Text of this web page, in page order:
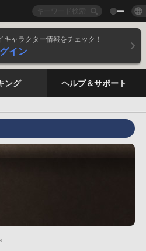
キャラクター情報をチェック！
イン
ング ヘルプ＆サポート